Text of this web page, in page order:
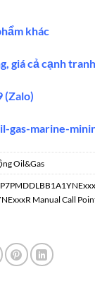
khác
giá cả cạnh
(Zalo)
gas-marine-
Oil&Gas
Manual Call